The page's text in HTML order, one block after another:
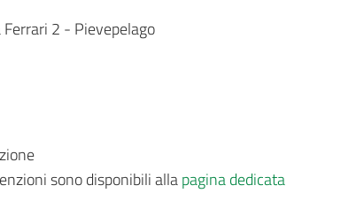
2 - Pievepelago
sono disponibili allapagina dedicata